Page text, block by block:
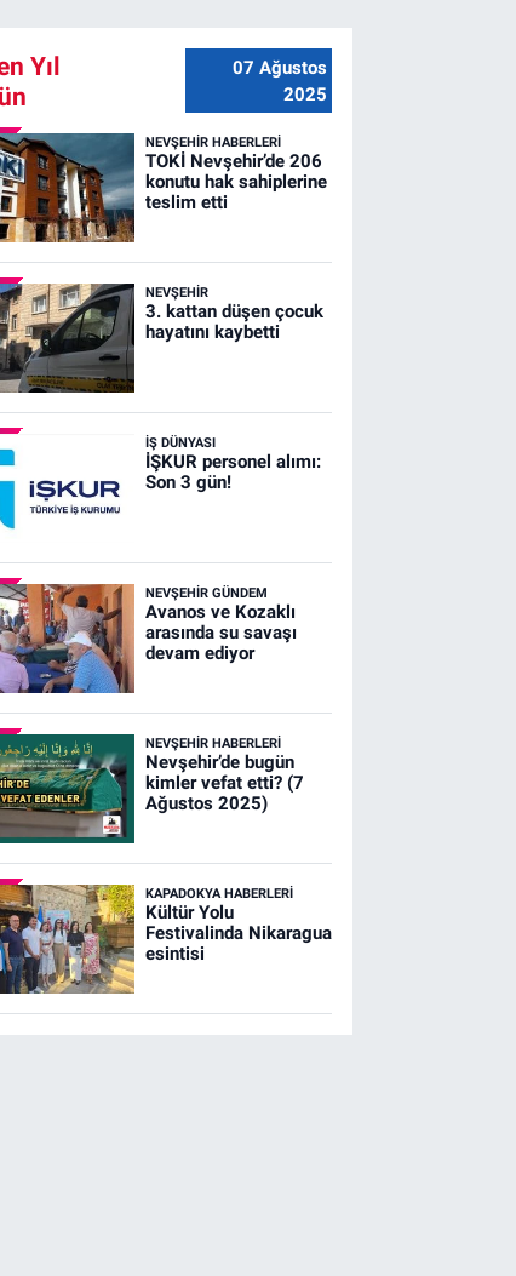
Yıl
07 Ağustos
2025
NEVŞEHIR HABERLERI
TOKİ Nevşehir’de 206
konutu hak sahiplerine
teslim etti
NEVŞEHIR
3. kattan düşen çocuk
hayatını kaybetti
İŞ DÜNYASI
İŞKUR personel alımı:
Son 3 gün!
NEVŞEHIR GÜNDEM
Avanos ve Kozaklı
arasında su savaşı
devam ediyor
NEVŞEHIR HABERLERI
Nevşehir’de bugün
kimler vefat etti? (7
Ağustos 2025)
KAPADOKYA HABERLERI
Kültür Yolu
Festivalinda Nikaragua
esintisi